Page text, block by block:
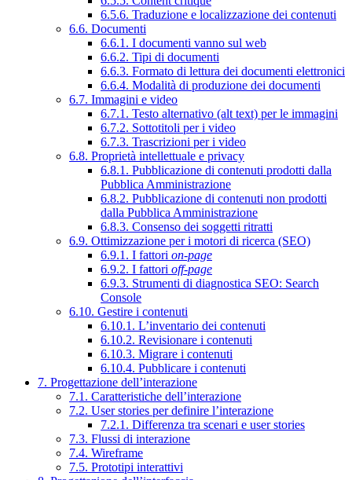
6.5.6. Traduzione e localizzazione dei contenuti
6.6. Documenti
6.6.1. I documenti vanno sul web
6.6.2. Tipi di documenti
6.6.3. Formato di lettura dei documenti elettronici
6.6.4. Modalità di produzione dei documenti
6.7. Immagini e video
6.7.1. Testo alternativo (alt text) per le immagini
6.7.2. Sottotitoli per i video
6.7.3. Trascrizioni per i video
6.8. Proprietà intellettuale e privacy
6.8.1. Pubblicazione di contenuti prodotti dalla
Pubblica Amministrazione
6.8.2. Pubblicazione di contenuti non prodotti
dalla Pubblica Amministrazione
6.8.3. Consenso dei soggetti ritratti
6.9. Ottimizzazione per i motori di ricerca (SEO)
6.9.1. I fattori on-page
6.9.2. I fattori off-page
6.9.3. Strumenti di diagnostica SEO: Search
Console
6.10. Gestire i contenuti
6.10.1. L’inventario dei contenuti
6.10.2. Revisionare i contenuti
6.10.3. Migrare i contenuti
6.10.4. Pubblicare i contenuti
7. Progettazione dell’interazione
7.1. Caratteristiche dell’interazione
7.2. User stories per definire l’interazione
7.2.1. Differenza tra scenari e user stories
7.3. Flussi di interazione
7.4. Wireframe
7.5. Prototipi interattivi